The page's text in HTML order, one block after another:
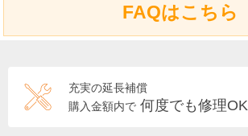
FAQはこちら
充実の延長補償
購入金額内で 何度でも修理OK